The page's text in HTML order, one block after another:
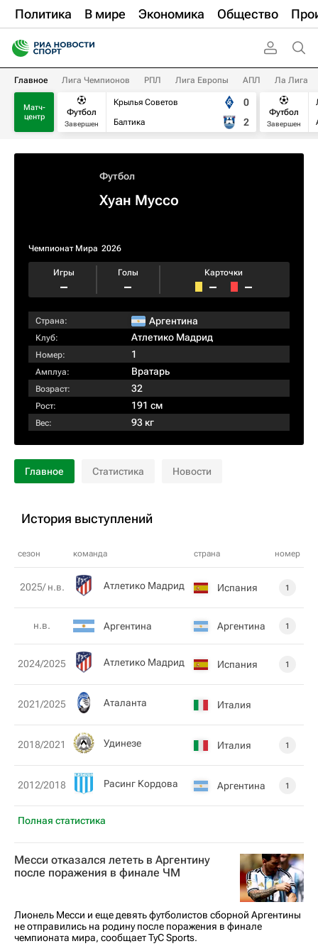
Политика В мире Экономика Общество
Главное Лига Чемпионов РПЛ Лига Европы АПЛ Ла Лига
Матч-
центр
Футбол
Завершен
Крылья Советов
Балтика
0
2
Футбол
Завершен
Футбол
Хуан Муссо
Чемпионат Мира 2026
Игры
–
Голы
–
Карточки
– –
Страна: Аргентина
Клуб: Атлетико Мадрид
Номер: 1
Амплуа: Вратарь
Возраст: 32
Рост: 191 см
Вес: 93 кг
Главное Статистика Новости
История выступлений
сезон команда страна номер
Полная статистика
2025/ н.в. Атлетико Мадрид Испания 1
н.в. Аргентина Аргентина 1
2024/2025 Атлетико Мадрид Испания 1
2021/2025 Аталанта Италия
2018/2021 Удинезе Италия 1
2012/2018 Расинг Кордова Аргентина 1
Месси отказался лететь в Аргентину
после поражения в финале ЧМ
Лионель Месси и еще девять футболистов сборной Аргентины
не отправились на родину после поражения в финале
чемпионата мира, сообщает TyC Sports.